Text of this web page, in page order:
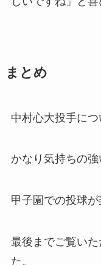
まとめ
中村心大投手につ
かなり気持ちの強
甲子園での投球が
最後までご覧い
た。